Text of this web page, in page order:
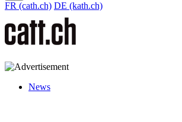
FR (cath.ch) DE (kath.ch)
News